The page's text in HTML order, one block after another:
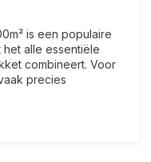
is een populaire
alle essentiële
combineert. Voor
precies